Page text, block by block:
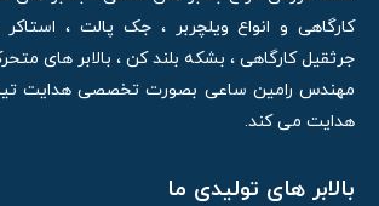
کارگاهی و انواع ویلچربر ، جک پالت ،
جرثقیل کارگاهی ، بشکه بلند کن ، بالابر های
مهندس رامین ساعی بصورت تخصصی هدایت تیم
هدایت می کند.
بالابر های تولیدی ما